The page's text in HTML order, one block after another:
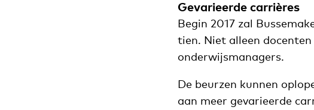
Gevarieerde carrières
Begin 2017 zal
tien. Niet alleen
onderwijsmanagers.
De beurzen kunnen
aan meer gevarieerde